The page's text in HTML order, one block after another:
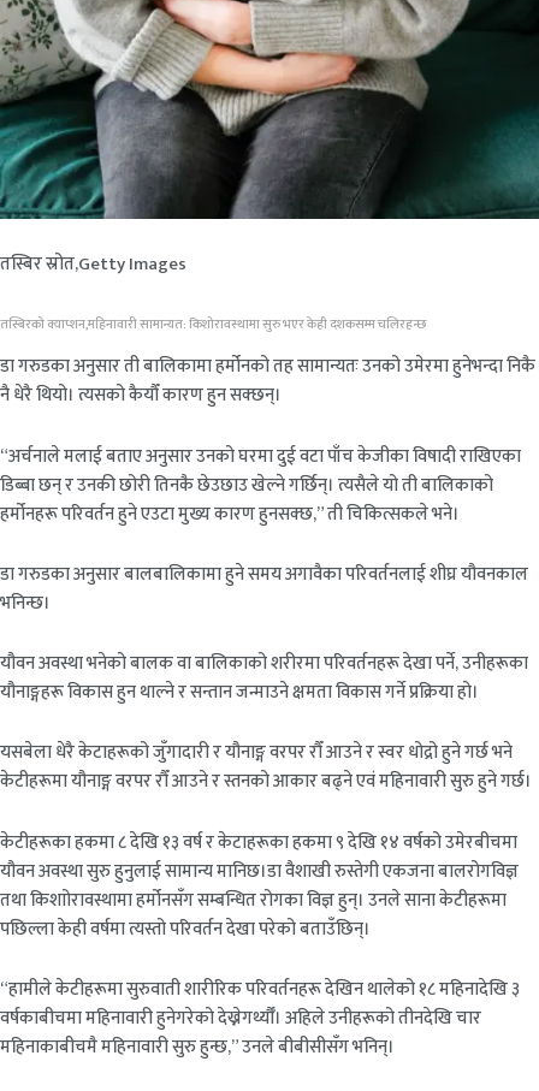
तस्बिर स्रोत,Getty Images
तस्बिरको क्याप्शन,महिनावारी सामान्यत: किशोरावस्थामा सुरु भएर केही दशकसम्म चलिरहन्छ
डा गरुडका अनुसार ती बालिकामा हर्मोनको तह सामान्यतः उनको उमेरमा हुनेभन्दा निकै
नै धेरै थियो। त्यसको कैयौँ कारण हुन सक्छन्।
“अर्चनाले मलाई बताए अनुसार उनको घरमा दुई वटा पाँच केजीका विषादी राखिएका
डिब्बा छन् र उनकी छोरी तिनकै छेउछाउ खेल्ने गर्छिन्। त्यसैले यो ती बालिकाको
हर्मोनहरू परिवर्तन हुने एउटा मुख्य कारण हुनसक्छ,” ती चिकित्सकले भने।
डा गरुडका अनुसार बालबालिकामा हुने समय अगावैका परिवर्तनलाई शीघ्र यौवनकाल
भनिन्छ।
यौवन अवस्था भनेको बालक वा बालिकाको शरीरमा परिवर्तनहरू देखा पर्ने, उनीहरूका
यौनाङ्गहरू विकास हुन थाल्ने र सन्तान जन्माउने क्षमता विकास गर्ने प्रक्रिया हो।
यसबेला धेरै केटाहरूको जुँगादारी र यौनाङ्ग वरपर रौँ आउने र स्वर धोद्रो हुने गर्छ भने
केटीहरूमा यौनाङ्ग वरपर रौँ आउने र स्तनको आकार बढ्ने एवं महिनावारी सुरु हुने गर्छ।
केटीहरूका हकमा ८ देखि १३ वर्ष र केटाहरूका हकमा ९ देखि १४ वर्षको उमेरबीचमा
यौवन अवस्था सुरु हुनुलाई सामान्य मानिछ।डा वैशाखी रुस्तेगी एकजना बालरोगविज्ञ
तथा किशाोरावस्थामा हर्मोनसँग सम्बन्धित रोगका विज्ञ हुन्। उनले साना केटीहरूमा
पछिल्ला केही वर्षमा त्यस्तो परिवर्तन देखा परेको बताउँछिन्।
“हामीले केटीहरूमा सुरुवाती शारीरिक परिवर्तनहरू देखिन थालेको १८ महिनादेखि ३
वर्षकाबीचमा महिनावारी हुनेगरेको देख्नेगर्थ्यौँ। अहिले उनीहरूको तीनदेखि चार
महिनाकाबीचमै महिनावारी सुरु हुन्छ,” उनले बीबीसीसँग भनिन्।